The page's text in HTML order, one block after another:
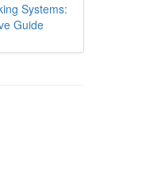
Systems:
Guide